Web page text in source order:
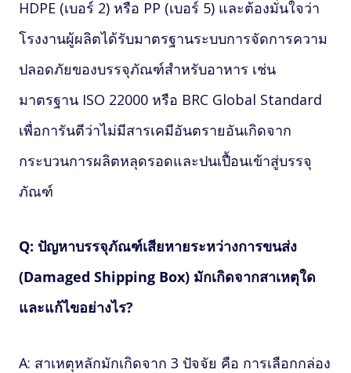
HDPE (เบอร์ 2) หรือ PP (เบอร์ 5) และต้องมั่นใจว่า
โรงงานผู้ผลิตได้รับมาตรฐานระบบการจัดการความ
ปลอดภัยของบรรจุภัณฑ์สำหรับอาหาร เช่น
มาตรฐาน ISO 22000 หรือ BRC Global Standard
เพื่อการันตีว่าไม่มีสารเคมีอันตรายอันเกิดจาก
กระบวนการผลิตหลุดรอดและปนเปื้อนเข้าสู่บรรจุ
ภัณฑ์
Q: ปัญหาบรรจุภัณฑ์เสียหายระหว่างการขนส่ง
(Damaged Shipping Box) มักเกิดจากสาเหตุใด
และแก้ไขอย่างไร?
A: สาเหตุหลักมักเกิดจาก 3 ปัจจัย คือ การเลือกกล่อง